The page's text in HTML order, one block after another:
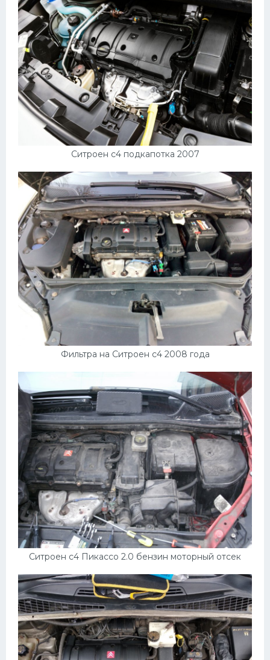
Ситроен с4 подкапотка 2007
Фильтра на Ситроен с4 2008 года
Ситроен с4 Пикассо 2.0 бензин моторный отсек